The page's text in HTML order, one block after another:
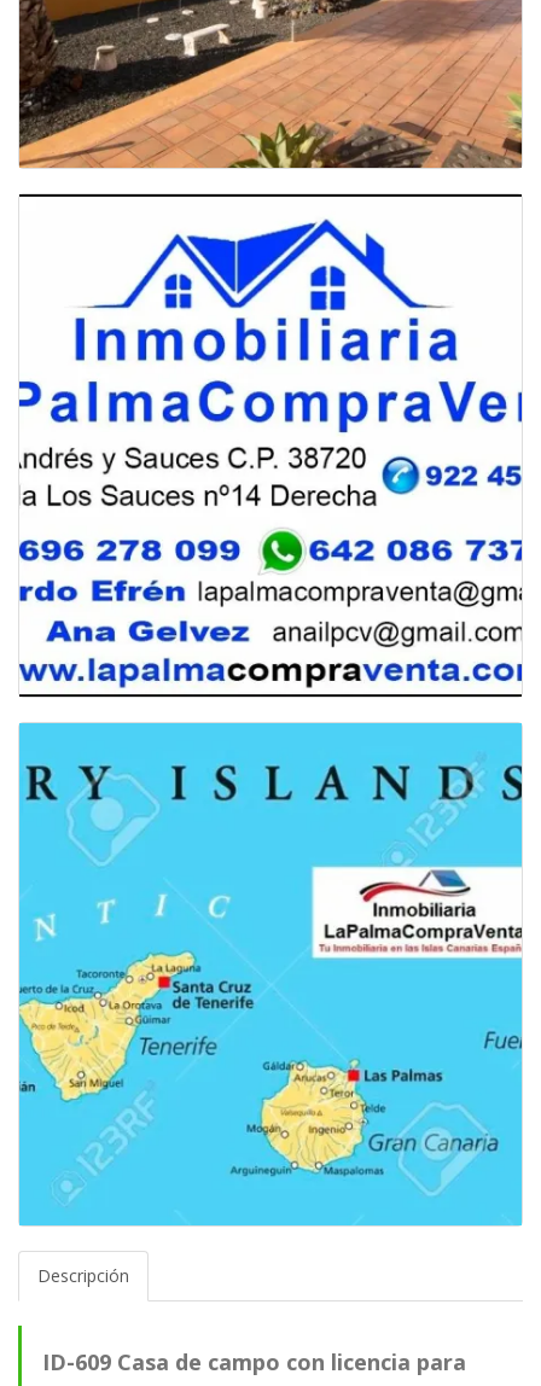
Descripción
ID-609 Casa de campo con licencia para